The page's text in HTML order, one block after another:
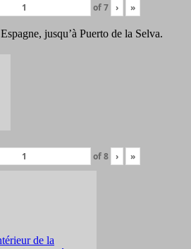
of7 › »
jusqu’à Puerto de la Selva.
of8 › »